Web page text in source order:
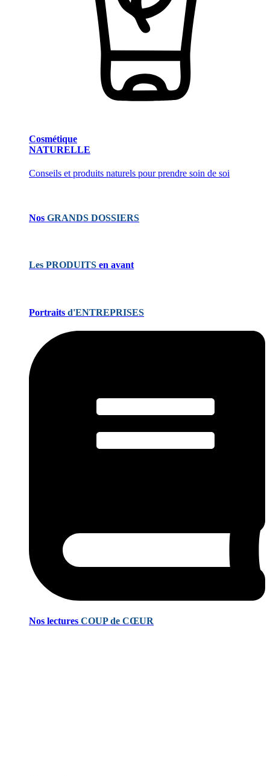
Cosmétique
NATURELLE
Conseils et produits naturels pour prendre soin de soi
Nos GRANDS DOSSIERS
Les PRODUITS en avant
Portraits d'ENTREPRISES
Nos lectures COUP de CŒUR